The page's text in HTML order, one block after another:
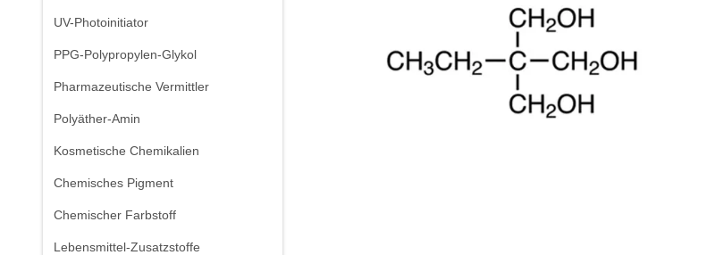
UV-Photoinitiator
PPG-Polypropylen-Glykol
Pharmazeutische Vermittler
Polyäther-Amin
Kosmetische Chemikalien
Chemisches Pigment
Chemischer Farbstoff
Lebensmittel-Zusatzstoffe